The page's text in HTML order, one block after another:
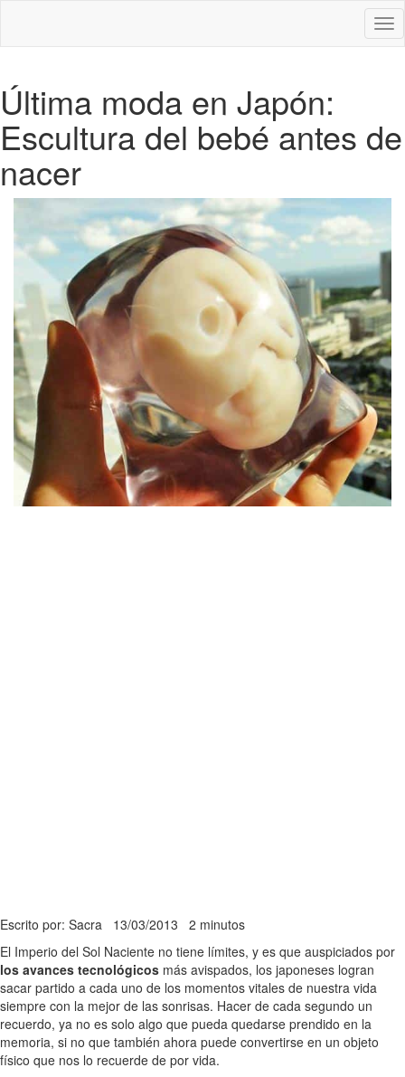
Última moda en Japón:
Escultura del bebé antes de
nacer
Escrito por: Sacra 13/03/2013 2 minutos
El Imperio del Sol Naciente no tiene límites, y es que auspiciados por
los avances tecnológicos más avispados, los japoneses logran
sacar partido a cada uno de los momentos vitales de nuestra vida
siempre con la mejor de las sonrisas. Hacer de cada segundo un
recuerdo, ya no es solo algo que pueda quedarse prendido en la
memoria, si no que también ahora puede convertirse en un objeto
físico que nos lo recuerde de por vida.